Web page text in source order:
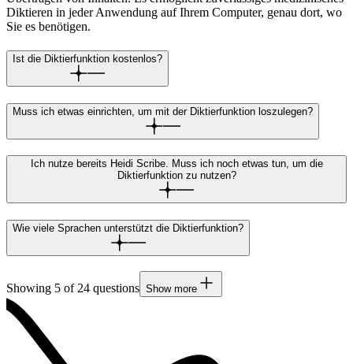
Diktieren in jeder Anwendung auf Ihrem Computer, genau dort, wo
Sie es benötigen.
Ist die Diktierfunktion kostenlos?
Muss ich etwas einrichten, um mit der Diktierfunktion loszulegen?
Ich nutze bereits Heidi Scribe. Muss ich noch etwas tun, um die
Diktierfunktion zu nutzen?
Wie viele Sprachen unterstützt die Diktierfunktion?
Showing 5 of 24 questions Show more